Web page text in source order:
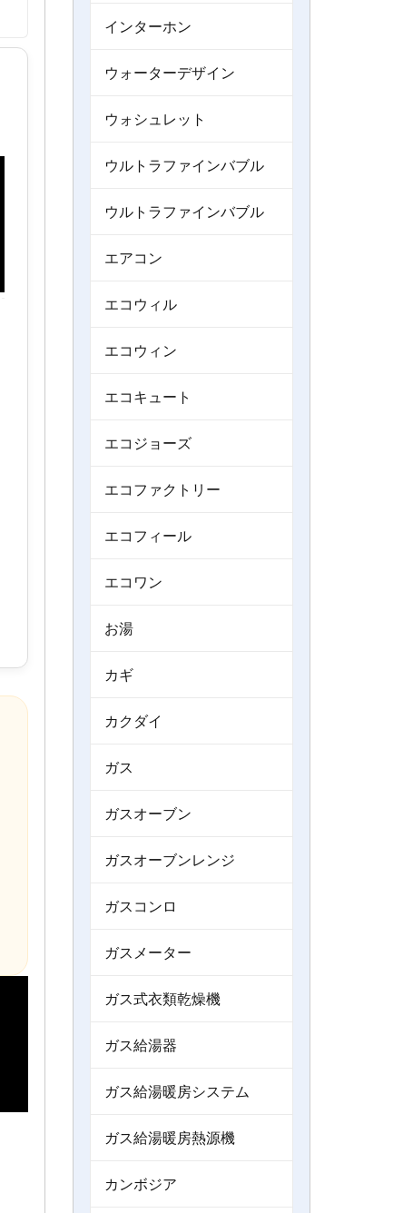
インターホン
ウォーターデザイン
ウォシュレット
ウルトラファインバブル
ウルトラファインバブル
エアコン
エコウィル
エコウィン
エコキュート
エコジョーズ
エコファクトリー
エコフィール
エコワン
お湯
カギ
カクダイ
ガス
ガスオーブン
ガスオーブンレンジ
ガスコンロ
ガスメーター
ガス式衣類乾燥機
ガス給湯器
ガス給湯暖房システム
ガス給湯暖房熱源機
カンボジア